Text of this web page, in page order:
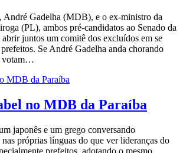
André Gadelha (MDB), e o ex-ministro da
(PL), ambos pré-candidatos ao Senado da
juntos um comitê dos excluídos em se
Se André Gadelha anda chorando
votam…
no MDB da Paraíba
japonês e um grego conversando
próprias línguas do que ver lideranças do
prefeitos, adotando o mesmo